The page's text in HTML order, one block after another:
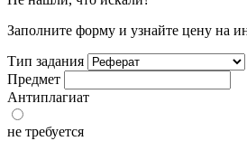
Заполните форму и узнайте цену на
Тип задания
Предмет
Антиплагиат
не требуется